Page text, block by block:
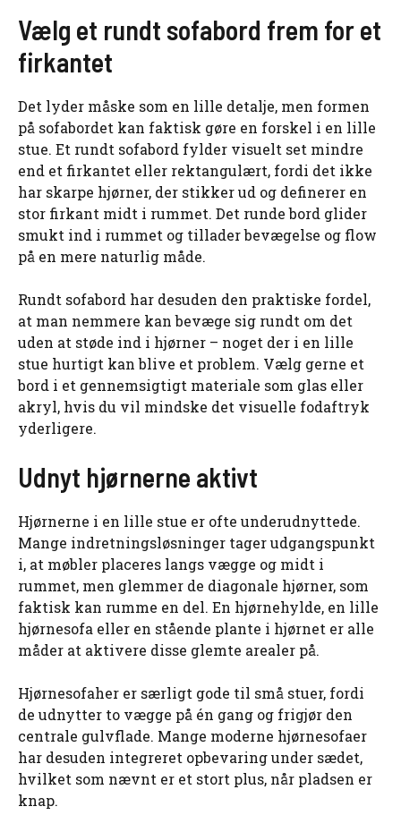
Vælg et rundt sofabord frem for et
firkantet
Det lyder måske som en lille detalje, men formen
på sofabordet kan faktisk gøre en forskel i en lille
stue. Et rundt sofabord fylder visuelt set mindre
end et firkantet eller rektangulært, fordi det ikke
har skarpe hjørner, der stikker ud og definerer en
stor firkant midt i rummet. Det runde bord glider
smukt ind i rummet og tillader bevægelse og flow
på en mere naturlig måde.
Rundt sofabord har desuden den praktiske fordel,
at man nemmere kan bevæge sig rundt om det
uden at støde ind i hjørner – noget der i en lille
stue hurtigt kan blive et problem. Vælg gerne et
bord i et gennemsigtigt materiale som glas eller
akryl, hvis du vil mindske det visuelle fodaftryk
yderligere.
Udnyt hjørnerne aktivt
Hjørnerne i en lille stue er ofte underudnyttede.
Mange indretningsløsninger tager udgangspunkt
i, at møbler placeres langs vægge og midt i
rummet, men glemmer de diagonale hjørner, som
faktisk kan rumme en del. En hjørnehylde, en lille
hjørnesofa eller en stående plante i hjørnet er alle
måder at aktivere disse glemte arealer på.
Hjørnesofaher er særligt gode til små stuer, fordi
de udnytter to vægge på én gang og frigjør den
centrale gulvflade. Mange moderne hjørnesofaer
har desuden integreret opbevaring under sædet,
hvilket som nævnt er et stort plus, når pladsen er
knap.